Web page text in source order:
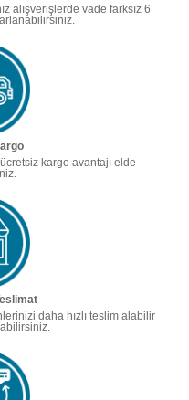
alışverişlerde vade farksız 6
kargo avantajı elde
daha hızlı teslim alabilir